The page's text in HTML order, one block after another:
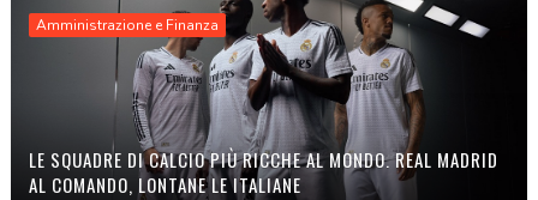
Amministrazione e Finanza
LE SQUADRE DI CALCIO PIÙ RICCHE AL MONDO. REAL MADRID
AL COMANDO, LONTANE LE ITALIANE